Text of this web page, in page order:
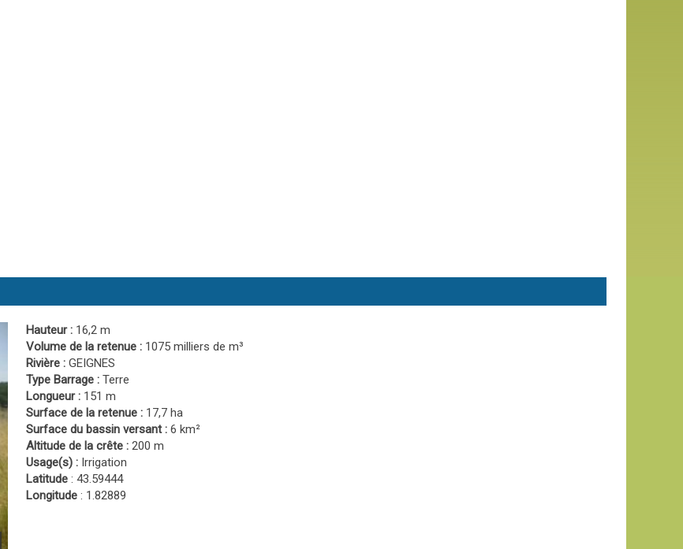
Hauteur : 16,2 m
Volume de la retenue : 1075 milliers de m³
Rivière : GEIGNES
Type Barrage : Terre
Longueur : 151 m
Surface de la retenue : 17,7 ha
Surface du bassin versant : 6 km²
Altitude de la crête : 200 m
Usage(s) : Irrigation
Latitude : 43.59444
Longitude : 1.82889